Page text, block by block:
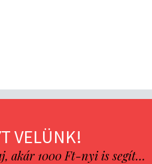
VELÜNK!
akár 1000 Ft-nyi is segít…